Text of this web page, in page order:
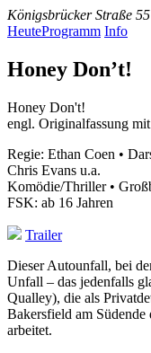
Königsbrücker Straße
HeuteProgramm Info
Honey Don’t!
Honey Don't!
engl. Originalfassung
Regie: Ethan Coen •
Chris Evans u.a.
Komödie/Thriller •
FSK: ab 16 Jahren
Trailer
Dieser Autounfall, bei
Unfall – das jedenfalls
Qualley), die als
Bakersfield am
arbeitet.